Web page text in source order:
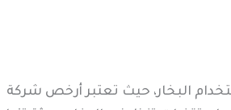
البخار، حيث تعتبر أرخص شركة